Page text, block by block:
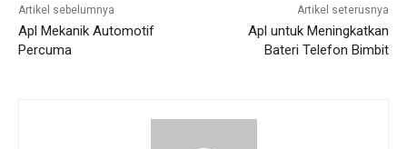
Artikel sebelumnya
Apl Mekanik Automotif
Percuma
Artikel seterusnya
Apl untuk Meningkatkan
Bateri Telefon Bimbit